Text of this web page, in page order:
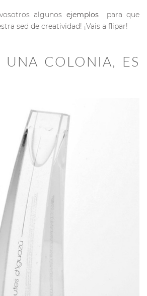
algunos ejemplos
para que
sed de creatividad! ¡Vais a flipar!
UNA COLONIA, ES